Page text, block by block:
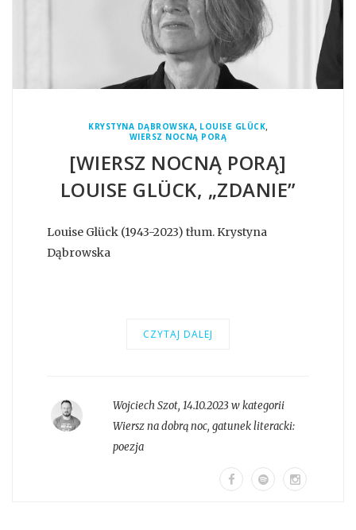
KRYSTYNA DĄBROWSKA, LOUISE GLÜCK,
WIERSZ NOCNĄ PORĄ
[WIERSZ NOCNĄ PORĄ]
LOUISE GLÜCK, „ZDANIE”
Louise Glück (1943-2023) tłum. Krystyna
Dąbrowska
CZYTAJ DALEJ
Wojciech Szot, 14.10.2023 w kategorii
Wiersz na dobrą noc, gatunek literacki:
poezja